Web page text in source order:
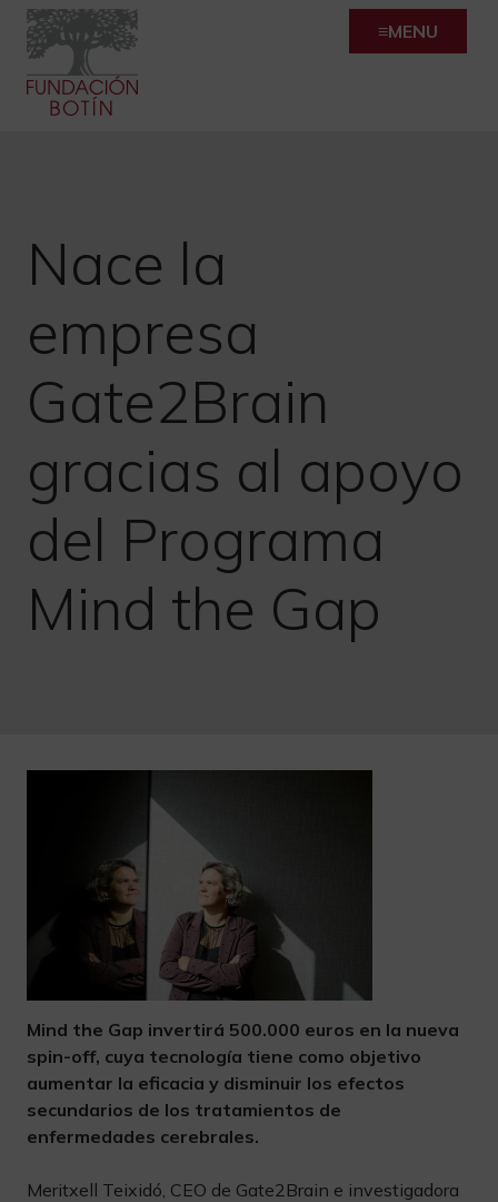
Skip
content
MENU
Nace la
empresa
Gate2Brain
gracias al apoyo
del Programa
Mind the Gap
Mind the Gap invertirá 500.000 euros en la nueva
spin-off, cuya tecnología tiene como objetivo
aumentar la eficacia y disminuir los efectos
secundarios de los tratamientos de
enfermedades cerebrales.
Meritxell Teixidó, CEO de Gate2Brain e investigadora